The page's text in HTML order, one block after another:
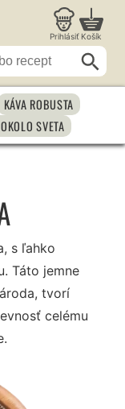
Prihlásiť Košík
KÁVA ROBUSTA
SVETA
s ľahko
Táto jemne
tvorí
celému